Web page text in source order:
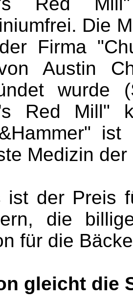
Die
Firma
Austin
wurde
Red Mill"
Medizin
ist der Preis
die
für die
gleicht die